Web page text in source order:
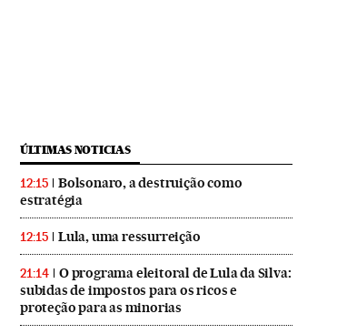
ÚLTIMAS NOTICIAS
12:15
Bolsonaro, a destruição como
estratégia
12:15 Lula, uma ressurreição
21:14
O programa eleitoral de Lula da Silva:
subidas de impostos para os ricos e
proteção para as minorias